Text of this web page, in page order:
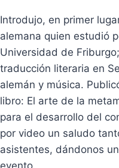
Introdujo, en primer
alemana quien estudió
Universidad de
traducción literaria en
alemán y música.
libro: El arte de la
para el desarrollo del
por video un saludo
asistentes, dándonos
evento.